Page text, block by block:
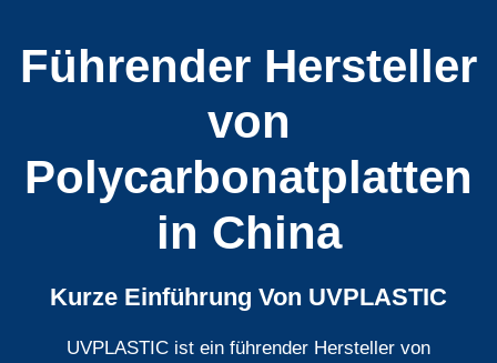
Führender Hersteller
von
Polycarbonatplatten
in China
Kurze Einführung Von UVPLASTIC
UVPLASTIC ist ein führender Hersteller von